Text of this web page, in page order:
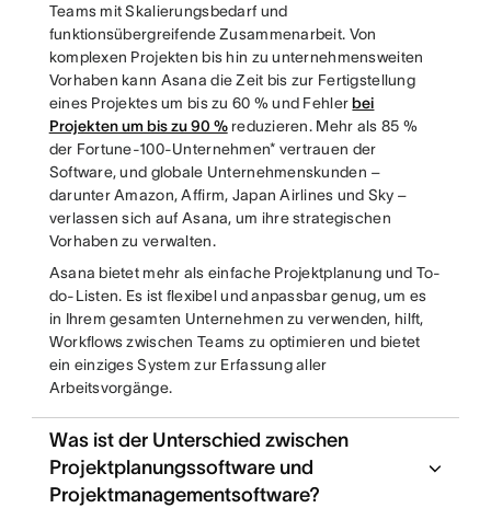
Teams mit Skalierungsbedarf und
funktionsübergreifende Zusammenarbeit. Von
komplexen Projekten bis hin zu unternehmensweiten
Vorhaben kann Asana die Zeit bis zur Fertigstellung
eines Projektes um bis zu 60 % und Fehlerbei
Projekten um bis zu 90 %reduzieren. Mehr als 85 %
der Fortune-100-Unternehmen* vertrauen der
Software, und globale Unternehmenskunden –
darunter Amazon, Affirm, Japan Airlines und Sky –
verlassen sich auf Asana, um ihre strategischen
Vorhaben zu verwalten.
Asana bietet mehr als einfache Projektplanung und To-
do-Listen. Es ist flexibel und anpassbar genug, um es
in Ihrem gesamten Unternehmen zu verwenden, hilft,
Workflows zwischen Teams zu optimieren und bietet
ein einziges System zur Erfassung aller
Arbeitsvorgänge.
Was ist der Unterschied zwischen
Projektplanungssoftware und
Projektmanagementsoftware?